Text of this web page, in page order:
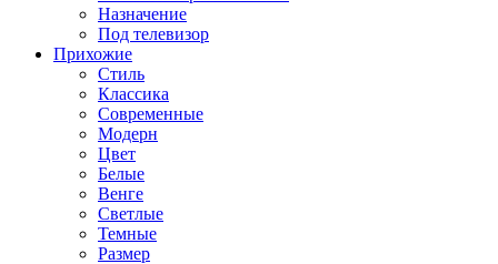
Назначение
Под телевизор
Прихожие
Стиль
Классика
Современные
Модерн
Цвет
Белые
Венге
Светлые
Темные
Размер